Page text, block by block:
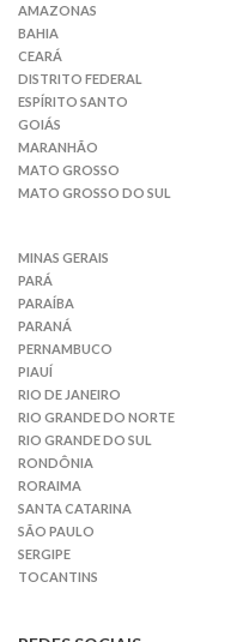
AMAZONAS
BAHIA
CEARÁ
DISTRITO FEDERAL
ESPÍRITO SANTO
GOIÁS
MARANHÃO
MATO GROSSO
MATO GROSSO DO SUL
MINAS GERAIS
PARÁ
PARAÍBA
PARANÁ
PERNAMBUCO
PIAUÍ
RIO DE JANEIRO
RIO GRANDE DO NORTE
RIO GRANDE DO SUL
RONDÔNIA
RORAIMA
SANTA CATARINA
SÃO PAULO
SERGIPE
TOCANTINS